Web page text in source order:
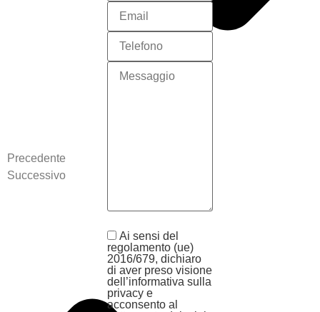
Precedente
Successivo
Ai sensi del
regolamento (ue)
2016/679, dichiaro
di aver preso visione
dell’informativa sulla
privacy e
acconsento al